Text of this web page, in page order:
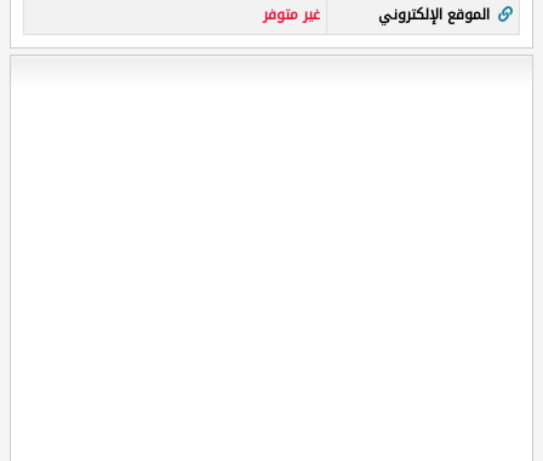
الموقع الإلكتروني
غير متوفر